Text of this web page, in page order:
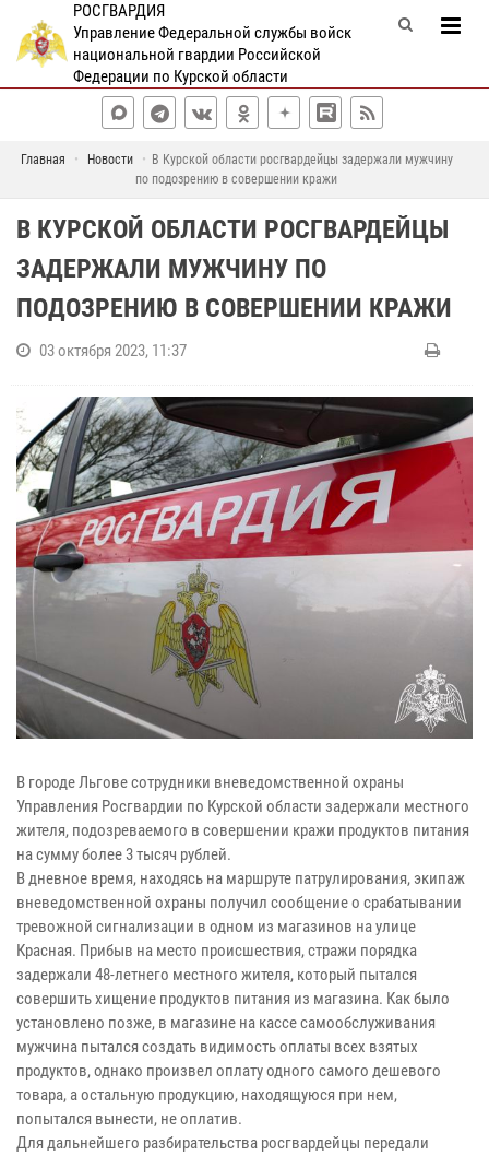
РОСГВАРДИЯ
Управление Федеральной службы войск
национальной гвардии Российской
Федерации по Курской области
Главная Новости
В Курской области росгвардейцы задержали мужчину
по подозрению в совершении кражи
В КУРСКОЙ ОБЛАСТИ РОСГВАРДЕЙЦЫ
ЗАДЕРЖАЛИ МУЖЧИНУ ПО
ПОДОЗРЕНИЮ В СОВЕРШЕНИИ КРАЖИ
03 октября 2023, 11:37
В городе Льгове сотрудники вневедомственной охраны
Управления Росгвардии по Курской области задержали местного
жителя, подозреваемого в совершении кражи продуктов питания
на сумму более 3 тысяч рублей.
В дневное время, находясь на маршруте патрулирования, экипаж
вневедомственной охраны получил сообщение о срабатывании
тревожной сигнализации в одном из магазинов на улице
Красная. Прибыв на место происшествия, стражи порядка
задержали 48-летнего местного жителя, который пытался
совершить хищение продуктов питания из магазина. Как было
установлено позже, в магазине на кассе самообслуживания
мужчина пытался создать видимость оплаты всех взятых
продуктов, однако произвел оплату одного самого дешевого
товара, а остальную продукцию, находящуюся при нем,
попытался вынести, не оплатив.
Для дальнейшего разбирательства росгвардейцы передали